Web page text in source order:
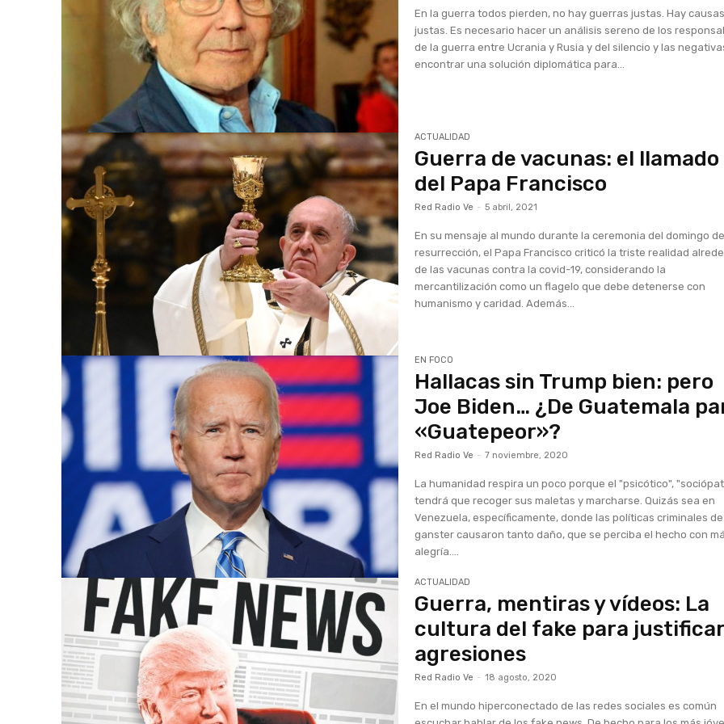
En la guerra todos pierden, no hay guerras justas. Hay causas
justas. Es necesario hacer un análisis sereno de los
de la guerra entre Ucrania y Rusia y del silencio y las
encontrar una solución diplomática para...
ACTUALIDAD
Guerra de vacunas: el llamado
del Papa Francisco
Red Radio Ve - 5 abril, 2021
En su mensaje al mundo durante la ceremonia del domingo de
resurrección, el Papa Francisco criticó la triste realidad
de las vacunas contra la covid-19, considerando la
mercantilización como un flagelo que debe detenerse con
humanismo y caridad. Además...
EN FOCO
Hallacas sin Trump bien: pero
Joe Biden… ¿De Guatemala
«Guatepeor»?
Red Radio Ve - 7 noviembre, 2020
La humanidad respira un poco porque el "psicótico",
tendrá que recoger sus maletas y marcharse. Quizás sea en
Venezuela, específicamente, donde las políticas criminales
ganster causaron tanto daño, que se perciba el hecho con
alegría....
ACTUALIDAD
Guerra, mentiras y vídeos: La
cultura del fake para justificar
agresiones
Red Radio Ve - 18 agosto, 2020
En el mundo hiperconectado de las redes sociales es común